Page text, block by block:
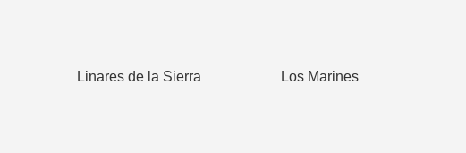
Linares de la Sierra Los Marines